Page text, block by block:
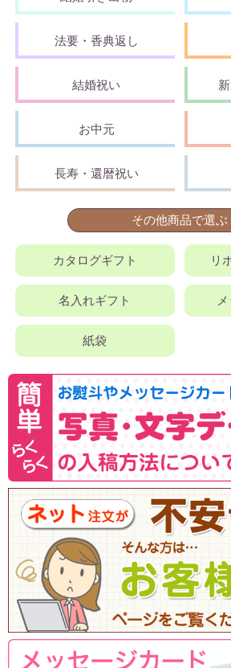
法要・香典返し
結婚祝い
お中元
長寿・還暦祝い
その他商品で選ぶ
カタログギフト リ
名入れギフト
紙袋